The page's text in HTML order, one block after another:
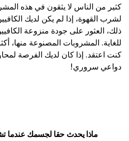
كثير من الناس لا يثقون في هذه
لشرب القهوة، إذا لم يكن لديك
ذلك، العثور على جودة منزوعة
للغاية. المشروبات المصنوعة منها،
كنت اعتقد. إذا كان لديك الفرصة
دواعي سروري!
ماذا يحدث حقا لجسمك عندما